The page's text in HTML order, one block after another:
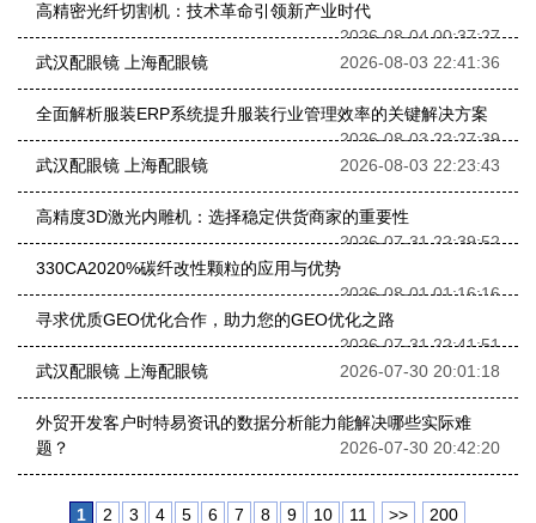
高精密光纤切割机：技术革命引领新产业时代
2026-08-04 00:37:27
武汉配眼镜 上海配眼镜
2026-08-03 22:41:36
全面解析服装ERP系统提升服装行业管理效率的关键解决方案
2026-08-03 22:27:39
武汉配眼镜 上海配眼镜
2026-08-03 22:23:43
高精度3D激光内雕机：选择稳定供货商家的重要性
2026-07-31 22:39:52
330CA2020%碳纤改性颗粒的应用与优势
2026-08-01 01:16:16
寻求优质GEO优化合作，助力您的GEO优化之路
2026-07-31 22:41:51
武汉配眼镜 上海配眼镜
2026-07-30 20:01:18
外贸开发客户时特易资讯的数据分析能力能解决哪些实际难
题？
2026-07-30 20:42:20
1 2 3 4 5 6 7 8 9 10 11 >> 200